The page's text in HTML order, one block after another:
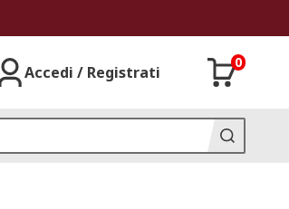
Accedi / Registrati
0